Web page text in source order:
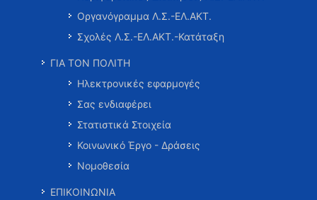
Οργανόγραμμα Λ.Σ.-ΕΛ.ΑΚΤ.
Σχολές Λ.Σ.-ΕΛ.ΑΚΤ.-Κατάταξη
ΓΙΑ ΤΟΝ ΠΟΛΙΤΗ
Ηλεκτρονικές εφαρμογές
Σας ενδιαφέρει
Στατιστικά Στοιχεία
Κοινωνικό Έργο - Δράσεις
Νομοθεσία
ΕΠΙΚΟΙΝΩΝΙΑ